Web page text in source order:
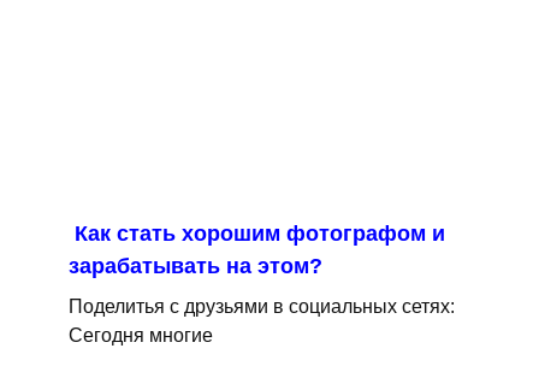
Как стать хорошим фотографом и
зарабатывать на этом?
Поделитья с друзьями в социальных сетях:
Сегодня многие